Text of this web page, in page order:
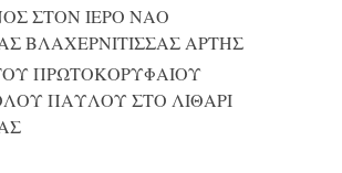
ΣΤΟΝ ΙΕΡΟ ΝΑΟ
ΒΛΑΧΕΡΝΙΤΙΣΣΑΣ ΑΡΤΗΣ
ΠΡΩΤΟΚΟΡΥΦΑΙΟΥ
ΠΑΥΛΟΥ ΣΤΟ ΛΙΘΑΡΙ